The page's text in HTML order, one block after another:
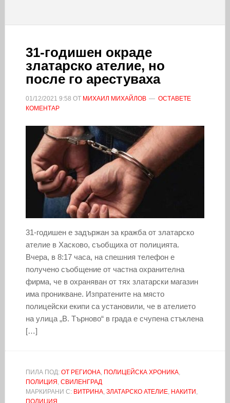
31-годишен окраде
златарско ателие, но
после го арестуваха
01/12/2021 9:58 ОТ МИХАИЛ МИХАЙЛОВ
ОСТАВЕТЕ
КОМЕНТАР
31-годишен е задържан за кражба от златарско
ателие в Хасково, съобщиха от полицията.
Вчера, в 8:17 часа, на спешния телефон е
получено съобщение от частна охранителна
фирма, че в охраняван от тях златарски магазин
има проникване. Изпратените на място
полицейски екипи са установили, че в ателието
на улица „В. Търново“ в града е счупена стъклена
[…]
ПИЛА ПОД: ОТ РЕГИОНА, ПОЛИЦЕЙСКА ХРОНИКА,
ПОЛИЦИЯ , СВИЛЕНГРАД
МАРКИРАНИ С: ВИТРИНА, ЗЛАТАРСКО АТЕЛИЕ, НАКИТИ ,
ПОЛИЦИЯ